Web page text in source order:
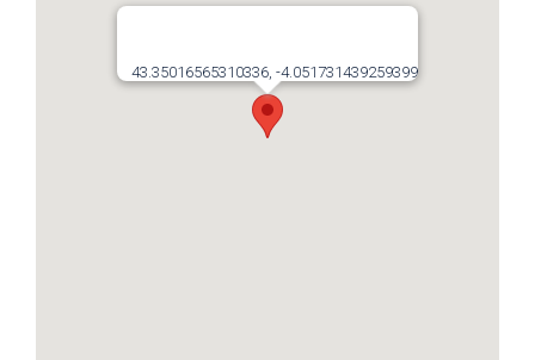
43.35016565310336, -4.051731439259399